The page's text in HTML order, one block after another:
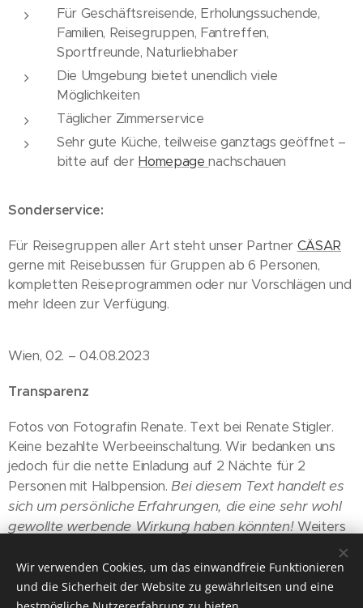
Für Geschäftsreisende, Erholungssuchende,
Familien, Reisegruppen, Fantreffen,
Sportfreunde, Naturliebhaber
Die Umgebung bietet unendlich viele
Möglichkeiten
Täglicher Zimmerservice
Sehr gute Küche, teilweise ganztags geöffnet –
bitte auf der Homepagenachschauen
Sonderservice:
Für Reisegruppen aller Art steht unser Partner CÄSAR
gerne mit Reisebussen für Gruppen ab 6 Personen,
kompletten Reiseprogrammen oder nur Vorschlägen und
mehr Ideen zur Verfügung.
Wien, 02. – 04.08.2023
Transparenz
Fotos von Fotografin Renate. Text bei Renate Stigler.
Keine bezahlte Werbeeinschaltung. Wir bedanken uns
jedoch für die nette Einladung auf 2 Nächte für 2
Personen mit Halbpension. Bei diesem Text handelt es
sich um persönliche Erfahrungen, die eine sehr wohl
gewollte werbende Wirkung haben könnten!Weiters
Besuches.
Wir verwenden Cookies, um das einwandfreie Funktionieren
und die Sicherheit der Website zu gewährleitsen und eine